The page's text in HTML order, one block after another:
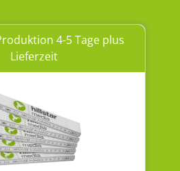
4-5 Tage plus
Lieferzeit